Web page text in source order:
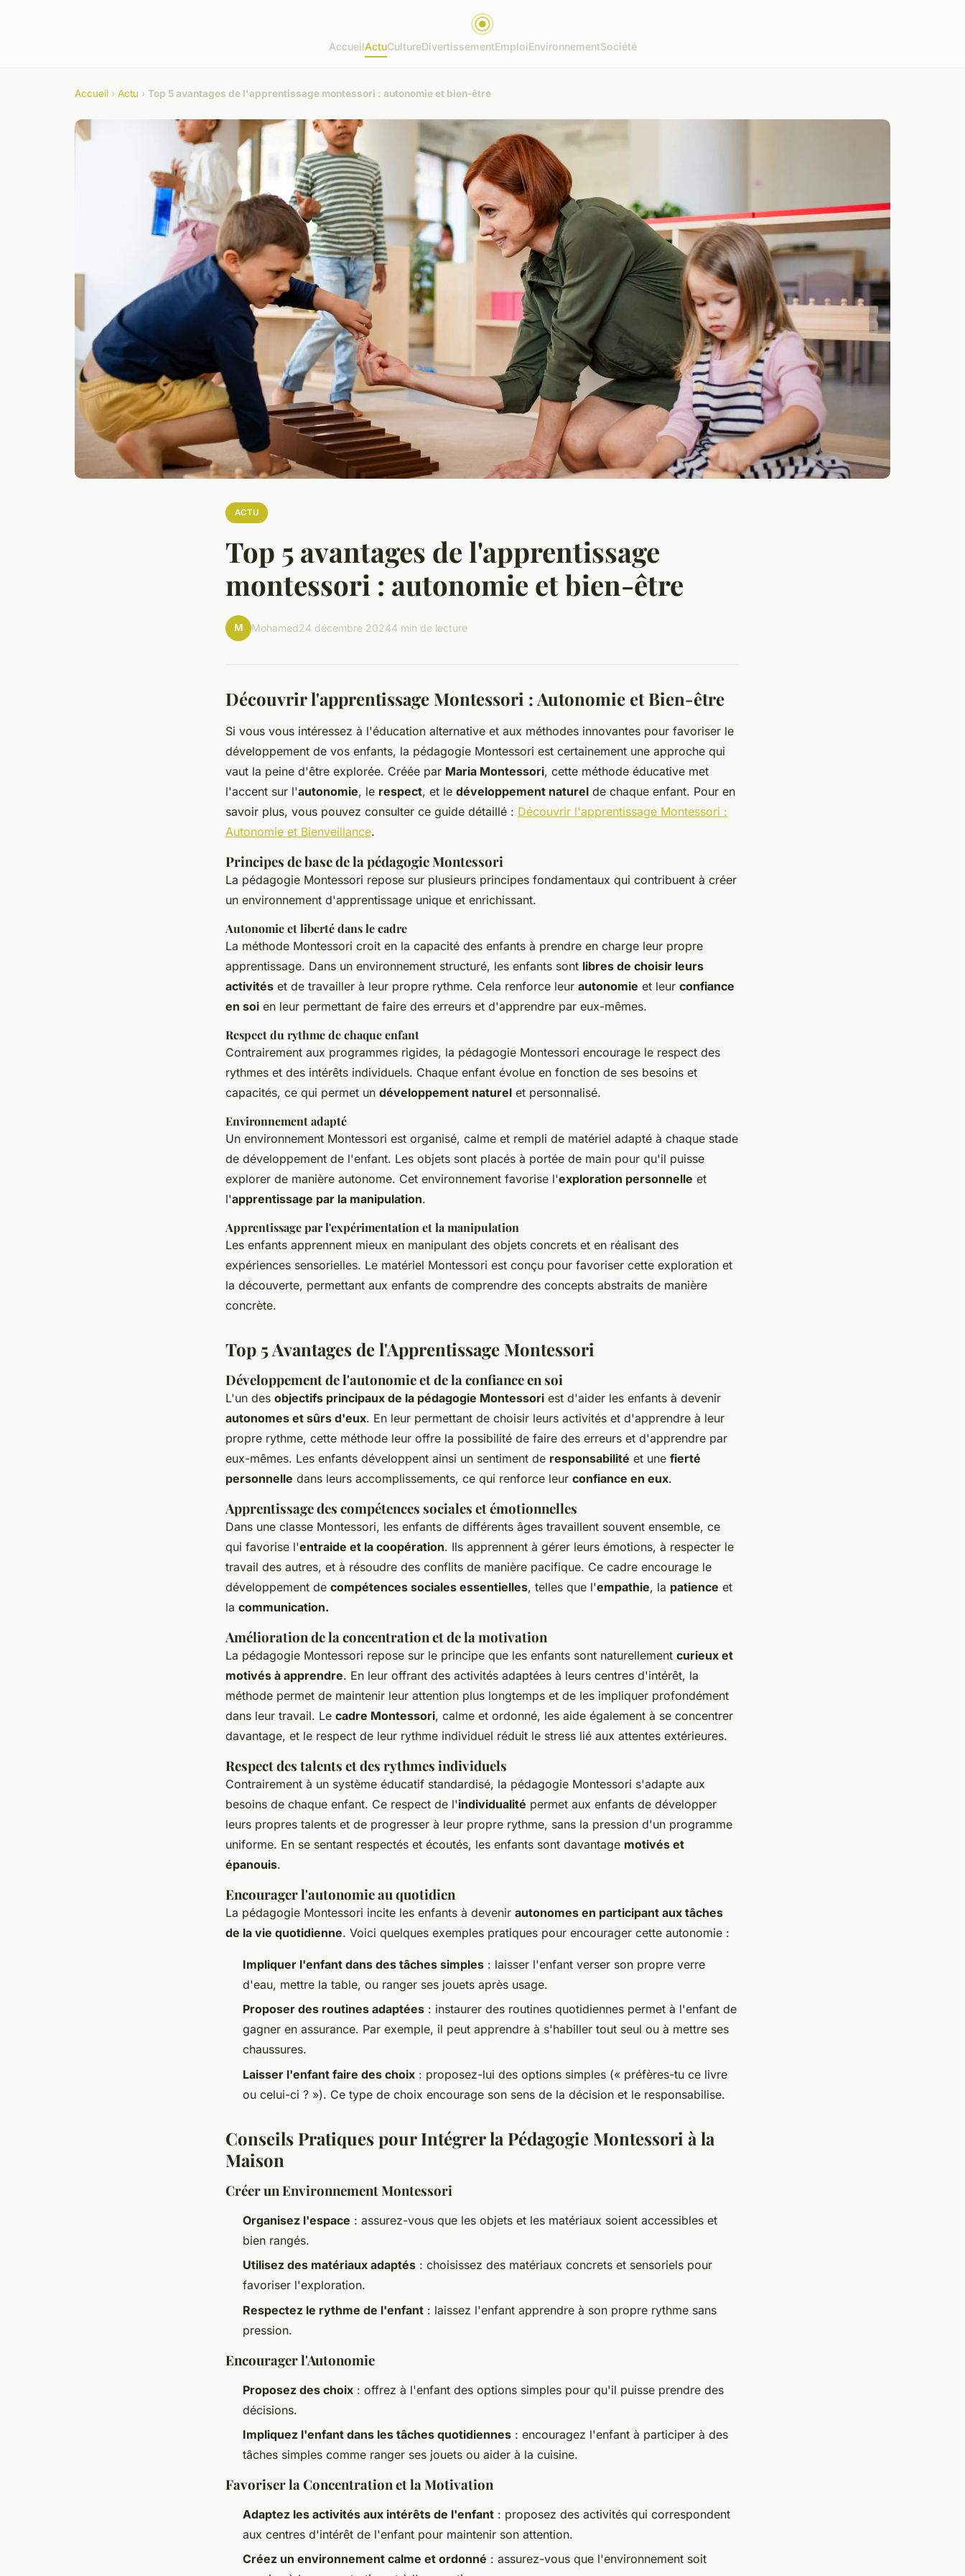
AccueilActuCultureDivertissementEmploiEnvironnementSociété
Accueil › Actu › Top 5 avantages de l'apprentissage montessori : autonomie et bien-être
ACTU
Top 5 avantages de l'apprentissage
montessori : autonomie et bien-être
M Mohamed24 décembre 20244 min de lecture
Découvrir l'apprentissage Montessori : Autonomie et Bien-être
Si vous vous intéressez à l'éducation alternative et aux méthodes innovantes pour favoriser le
développement de vos enfants, la pédagogie Montessori est certainement une approche qui
vaut la peine d'être explorée. Créée par Maria Montessori, cette méthode éducative met
l'accent sur l'autonomie, le respect, et le développement naturel de chaque enfant. Pour en
savoir plus, vous pouvez consulter ce guide détaillé : Découvrir l'apprentissage Montessori :
Autonomie et Bienveillance.
Principes de base de la pédagogie Montessori
La pédagogie Montessori repose sur plusieurs principes fondamentaux qui contribuent à créer
un environnement d'apprentissage unique et enrichissant.
Autonomie et liberté dans le cadre
La méthode Montessori croit en la capacité des enfants à prendre en charge leur propre
apprentissage. Dans un environnement structuré, les enfants sont libres de choisir leurs
activités et de travailler à leur propre rythme. Cela renforce leur autonomie et leur confiance
en soi en leur permettant de faire des erreurs et d'apprendre par eux-mêmes.
Respect du rythme de chaque enfant
Contrairement aux programmes rigides, la pédagogie Montessori encourage le respect des
rythmes et des intérêts individuels. Chaque enfant évolue en fonction de ses besoins et
capacités, ce qui permet un développement naturel et personnalisé.
Environnement adapté
Un environnement Montessori est organisé, calme et rempli de matériel adapté à chaque stade
de développement de l'enfant. Les objets sont placés à portée de main pour qu'il puisse
explorer de manière autonome. Cet environnement favorise l'exploration personnelle et
l'apprentissage par la manipulation.
Apprentissage par l'expérimentation et la manipulation
Les enfants apprennent mieux en manipulant des objets concrets et en réalisant des
expériences sensorielles. Le matériel Montessori est conçu pour favoriser cette exploration et
la découverte, permettant aux enfants de comprendre des concepts abstraits de manière
concrète.
Top 5 Avantages de l'Apprentissage Montessori
Développement de l'autonomie et de la confiance en soi
L'un des objectifs principaux de la pédagogie Montessori est d'aider les enfants à devenir
autonomes et sûrs d'eux. En leur permettant de choisir leurs activités et d'apprendre à leur
propre rythme, cette méthode leur offre la possibilité de faire des erreurs et d'apprendre par
eux-mêmes. Les enfants développent ainsi un sentiment de responsabilité et une fierté
personnelle dans leurs accomplissements, ce qui renforce leur confiance en eux.
Apprentissage des compétences sociales et émotionnelles
Dans une classe Montessori, les enfants de différents âges travaillent souvent ensemble, ce
qui favorise l'entraide et la coopération. Ils apprennent à gérer leurs émotions, à respecter le
travail des autres, et à résoudre des conflits de manière pacifique. Ce cadre encourage le
développement de compétences sociales essentielles, telles que l'empathie, la patience et
la communication.
Amélioration de la concentration et de la motivation
La pédagogie Montessori repose sur le principe que les enfants sont naturellement curieux et
motivés à apprendre. En leur offrant des activités adaptées à leurs centres d'intérêt, la
méthode permet de maintenir leur attention plus longtemps et de les impliquer profondément
dans leur travail. Le cadre Montessori, calme et ordonné, les aide également à se concentrer
davantage, et le respect de leur rythme individuel réduit le stress lié aux attentes extérieures.
Respect des talents et des rythmes individuels
Contrairement à un système éducatif standardisé, la pédagogie Montessori s'adapte aux
besoins de chaque enfant. Ce respect de l'individualité permet aux enfants de développer
leurs propres talents et de progresser à leur propre rythme, sans la pression d'un programme
uniforme. En se sentant respectés et écoutés, les enfants sont davantage motivés et
épanouis.
Encourager l'autonomie au quotidien
La pédagogie Montessori incite les enfants à devenir autonomes en participant aux tâches
de la vie quotidienne. Voici quelques exemples pratiques pour encourager cette autonomie :
Impliquer l'enfant dans des tâches simples : laisser l'enfant verser son propre verre
d'eau, mettre la table, ou ranger ses jouets après usage.
Proposer des routines adaptées : instaurer des routines quotidiennes permet à l'enfant de
gagner en assurance. Par exemple, il peut apprendre à s'habiller tout seul ou à mettre ses
chaussures.
Laisser l'enfant faire des choix : proposez-lui des options simples (« préfères-tu ce livre
ou celui-ci ? »). Ce type de choix encourage son sens de la décision et le responsabilise.
Conseils Pratiques pour Intégrer la Pédagogie Montessori à la
Maison
Créer un Environnement Montessori
Organisez l'espace : assurez-vous que les objets et les matériaux soient accessibles et
bien rangés.
Utilisez des matériaux adaptés : choisissez des matériaux concrets et sensoriels pour
favoriser l'exploration.
Respectez le rythme de l'enfant : laissez l'enfant apprendre à son propre rythme sans
pression.
Encourager l'Autonomie
Proposez des choix : offrez à l'enfant des options simples pour qu'il puisse prendre des
décisions.
Impliquez l'enfant dans les tâches quotidiennes : encouragez l'enfant à participer à des
tâches simples comme ranger ses jouets ou aider à la cuisine.
Favoriser la Concentration et la Motivation
Adaptez les activités aux intérêts de l'enfant : proposez des activités qui correspondent
aux centres d'intérêt de l'enfant pour maintenir son attention.
Créez un environnement calme et ordonné : assurez-vous que l'environnement soit